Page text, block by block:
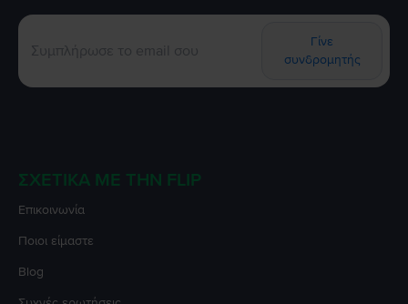
Γίνε
συνδρομητής
ΣΧΕΤΙΚΆ ΜΕ ΤΗΝ FLIP
Επικοινωνία
Ποιοι είμαστε
Blog